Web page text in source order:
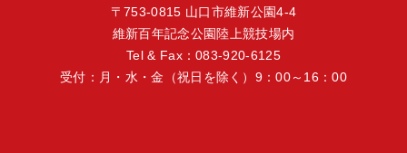
〒753-0815 山口市維新公園4-4
維新百年記念公園陸上競技場内
Tel & Fax：083-920-6125
受付：月・水・金（祝日を除く）9：00～16：00